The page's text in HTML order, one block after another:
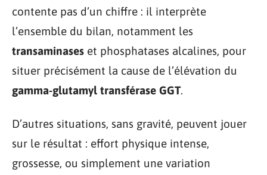
contente pas d’un chiffre : il interprète
l’ensemble du bilan, notamment les
transaminases et phosphatases alcalines, pour
situer précisément la cause de l’élévation du
gamma-glutamyl transférase GGT.
D’autres situations, sans gravité, peuvent jouer
sur le résultat : effort physique intense,
grossesse, ou simplement une variation